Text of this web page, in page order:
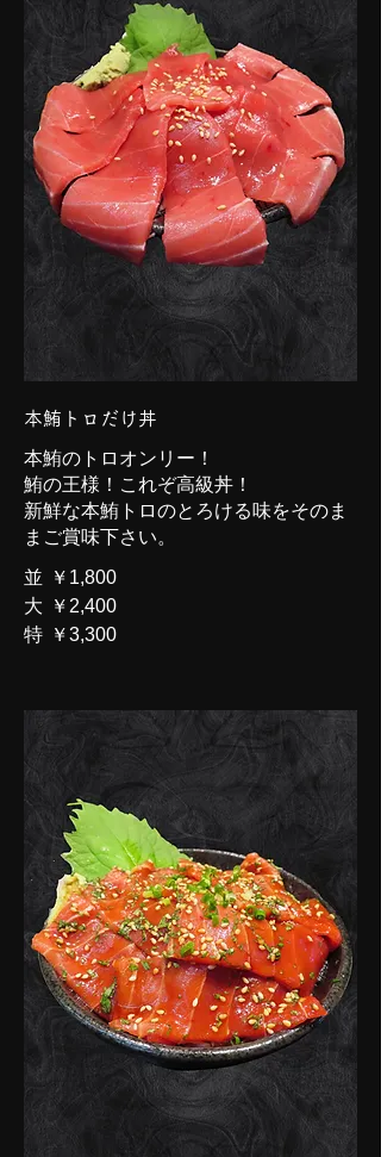
本鮪トロだけ丼
本鮪のトロオンリー！
鮪の王様！これぞ高級丼！
新鮮な本鮪トロのとろける味をそのま
まご賞味下さい。
並
￥1,800
大
￥2,400
特 ￥3,300